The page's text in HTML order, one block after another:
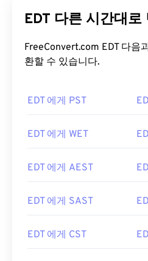
EDT 다른 시간대로
FreeConvert.com EDT 다음
환할 수 있습니다.
EDT 에게 PST
EDT 에게 WET
EDT 에게 AEST
EDT 에게 SAST
EDT 에게 CST